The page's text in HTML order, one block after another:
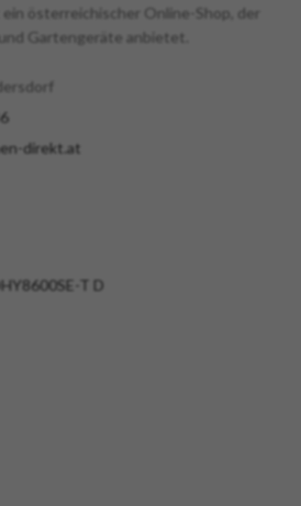
österreichischer Online-Shop, der
Gartengeräte anbietet.
direkt.at
T D